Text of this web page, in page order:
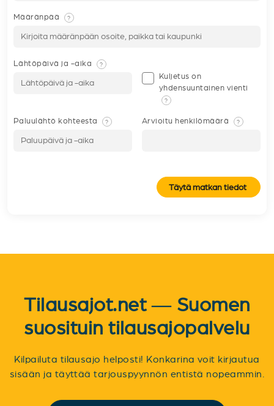
Määränpää ?
Lähtöpäivä ja -aika ?
Kuljetus on
yhdensuuntainen vienti
?
Paluulähtö kohteesta ? Arvioitu henkilömäärä ?
Täytä matkan tiedot
Tilausajot.net — Suomen
suosituin tilausajopalvelu
Kilpailuta tilausajo helposti! Konkarina voit kirjautua
sisään ja täyttää tarjouspyynnön entistä nopeammin.